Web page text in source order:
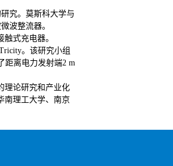
究。莫斯科大学与
波整流器。
式充电器。
。该研究小组
距离电力发射端2 m
理论研究和产业化
南理工大学、南京